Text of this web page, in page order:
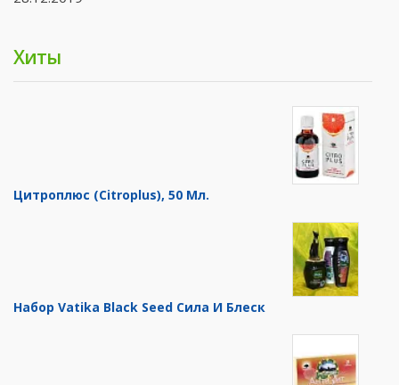
Хиты
Цитроплюс (Citroplus), 50 Мл.
Набор Vatika Black Seed Сила И Блеск